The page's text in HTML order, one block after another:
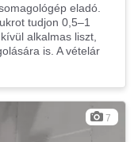
eladó.
tudjon 0,5–1
alkalmas liszt,
is. A vételár
7